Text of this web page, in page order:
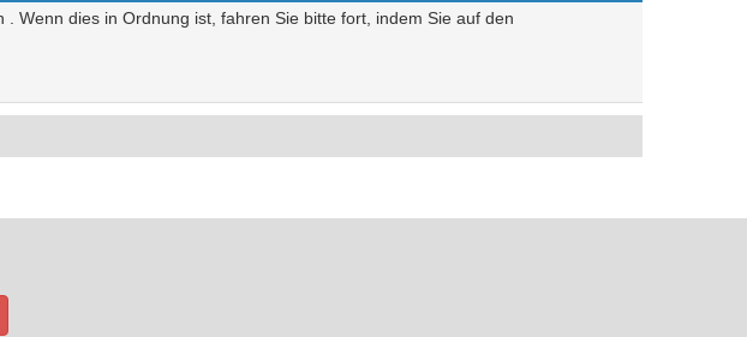
Wenn dies in Ordnung ist, fahren Sie bitte fort, indem Sie auf den